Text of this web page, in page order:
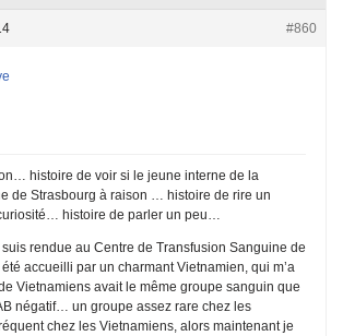
#860
histoire de voir si le jeune interne de la
de Strasbourg à raison … histoire de rire un
histoire de parler un peu…
suis rendue au Centre de Transfusion Sanguine de
accueilli par un charmant Vietnamien, qui m’a
Vietnamiens avait le même groupe sanguin que
négatif… un groupe assez rare chez les
chez les Vietnamiens, alors maintenant je